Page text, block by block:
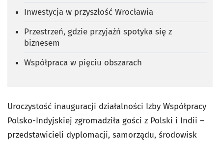
Inwestycja w przyszłość Wrocławia
Przestrzeń, gdzie przyjaźń spotyka się z
biznesem
Współpraca w pięciu obszarach
Uroczystość inauguracji działalności Izby Współpracy
Polsko-Indyjskiej zgromadziła gości z Polski i Indii –
przedstawicieli dyplomacji, samorządu, środowisk